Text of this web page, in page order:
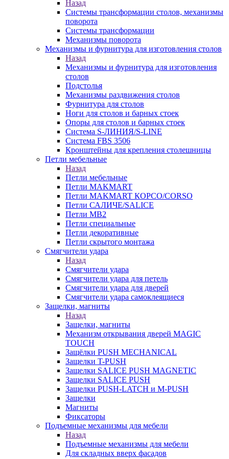
Назад
Системы трансформации столов, механизмы
поворота
Системы трансформации
Механизмы поворота
Механизмы и фурнитура для изготовления столов
Назад
Механизмы и фурнитура для изготовления
столов
Подстолья
Механизмы раздвижения столов
Фурнитура для столов
Ноги для столов и барных стоек
Опоры для столов и барных стоек
Система S-ЛИНИЯ/S-LINE
Система FBS 3506
Кронштейны для крепления столешницы
Петли мебельные
Назад
Петли мебельные
Петли MAKMART
Петли MAKMART КОРСО/CORSO
Петли САЛИЧЕ/SALICE
Петли MB2
Петли специальные
Петли декоративные
Петли скрытого монтажа
Смягчители удара
Назад
Смягчители удара
Смягчители удара для петель
Смягчители удара для дверей
Cмягчители удара самоклеящиеся
Защелки, магниты
Назад
Защелки, магниты
Механизм открывания дверей MAGIC
TOUCH
Защёлки PUSH MECHANICAL
Защелки T-PUSH
Защелки SALICE PUSH MAGNETIC
Защелки SALICE PUSH
Защелки PUSH-LATCH и M-PUSH
Защелки
Магниты
Фиксаторы
Подъемные механизмы для мебели
Назад
Подъемные механизмы для мебели
Для складных вверх фасадов